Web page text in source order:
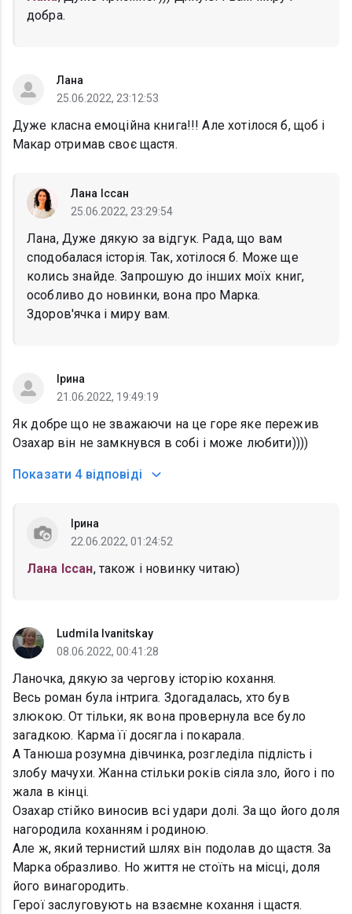
добра.
Лана
25.06.2022, 23:12:53
Дуже класна емоційна книга!!! Але хотілося б, щоб і
Макар отримав своє щастя.
Лана Іссан
25.06.2022, 23:29:54
Лана, Дуже дякую за відгук. Рада, що вам
сподобалася історія. Так, хотілося б. Може ще
колись знайде. Запрошую до інших моїх книг,
особливо до новинки, вона про Марка.
Здоров'ячка і миру вам.
Ірина
21.06.2022, 19:49:19
Як добре що не зважаючи на це горе яке пережив
Озахар він не замкнувся в собі і може любити))))
Показати 4 відповіді
Ірина
22.06.2022, 01:24:52
Лана Іссан, також і новинку читаю)
Ludmila Ivanitskay
08.06.2022, 00:41:28
Ланочка, дякую за чергову історію кохання.
Весь роман була інтрига. Здогадалась, хто був
злюкою. От тільки, як вона провернула все було
загадкою. Карма її досягла і покарала.
А Танюша розумна дівчинка, розгледіла підлість і
злобу мачухи. Жанна стільки років сіяла зло, його і по
жала в кінці.
Озахар стійко виносив всі удари долі. За що його доля
нагородила коханням і родиною.
Але ж, який тернистий шлях він подолав до щастя. За
Марка образливо. Но життя не стоїть на місці, доля
його винагородить.
Герої заслуговують на взаємне кохання і щастя.